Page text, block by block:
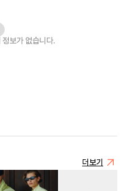
정보가 없습니다.
더보기